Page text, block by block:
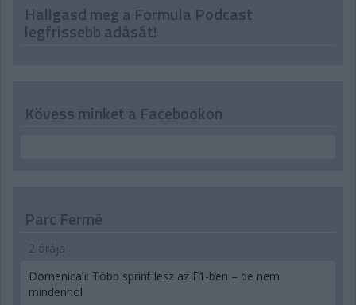
Hallgasd meg a Formula Podcast
legfrissebb adását!
Kövess minket a Facebookon
Parc Fermé
2 órája
Domenicali: Több sprint lesz az F1-ben – de nem
mindenhol